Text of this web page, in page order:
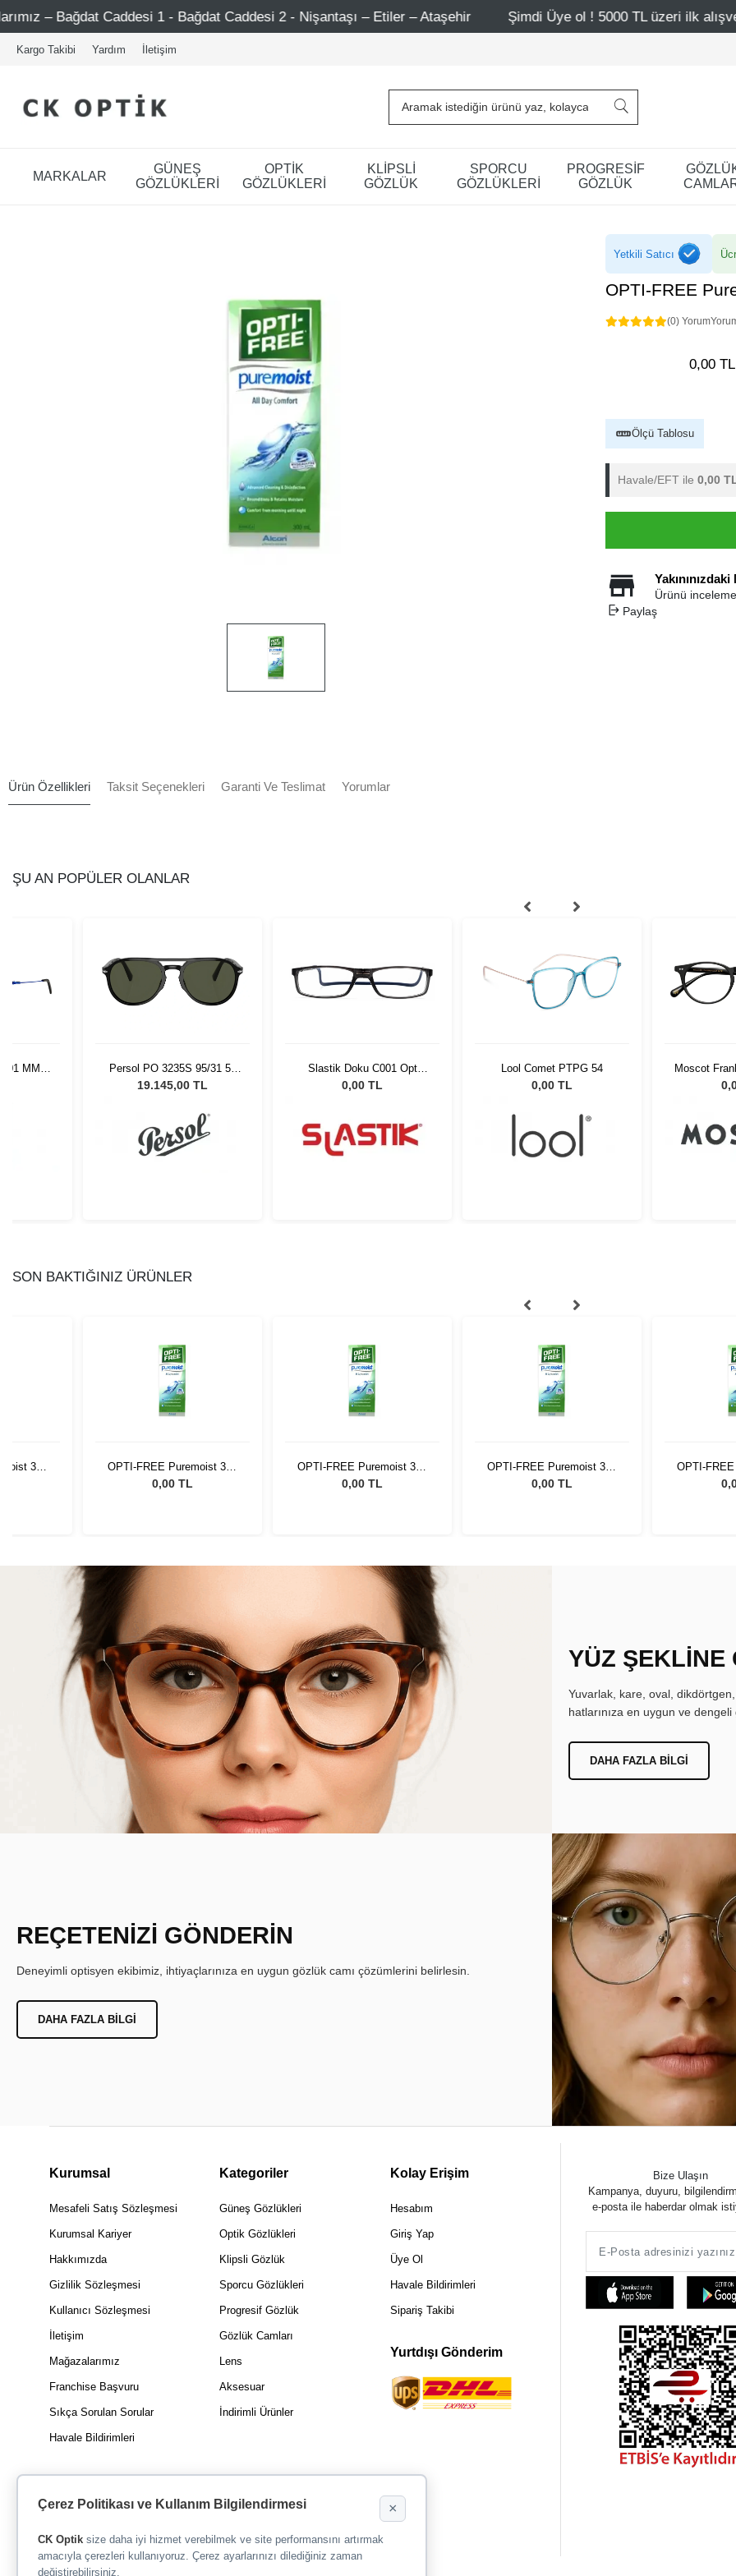
Caddesi 1 - Bağdat Caddesi 2 - Nişantaşı – Etiler – Ataşehir Şimdi Üye ol ! 5000 TL üzeri ilk alışverişinde 500
Kargo Takibi Yardım İletişim
MARKALAR
GÜNEŞ
GÖZLÜKLERİ
OPTİK
GÖZLÜKLERİ
KLİPSLİ
GÖZLÜK
SPORCU
GÖZLÜKLERİ
PROGRESİF
GÖZLÜK
Yetkili Satıcı
OPTI-FREE
(0) Yorum
0,00 TL
Ölçü Tablosu
Havale/EFT ile 0,00
Ürünü
Paylaş
Ürün Özellikleri Taksit Seçenekleri Garanti Ve Teslimat Yorumlar
ŞU AN POPÜLER OLANLAR
MM
Persol PO 3235S 95/31 55
Unisex Güneş Gözlüğü
19.145,00 TL
Slastik Doku C001 Opt
1055074
0,00 TL
Lool Comet PTPG 54
0,00 TL
Moscot
45
SON BAKTIĞINIZ ÜRÜNLER
300
OPTI-FREE Puremoist 300
ml
0,00 TL
OPTI-FREE Puremoist 300
ml
0,00 TL
OPTI-FREE Puremoist 300
ml
0,00 TL
OPTI-FREE
YÜZ ŞEKLİNE
Yuvarlak, kare, oval,
hatlarınıza en uygun ve
DAHA FAZLA BILGI
REÇETENİZİ GÖNDERİN
Deneyimli optisyen ekibimiz, ihtiyaçlarınıza en uygun gözlük camı çözümlerini belirlesin.
DAHA FAZLA BILGI
Kurumsal
Mesafeli Satış Sözleşmesi
Kurumsal Kariyer
Hakkımızda
Gizlilik Sözleşmesi
Kullanıcı Sözleşmesi
İletişim
Mağazalarımız
Franchise Başvuru
Sıkça Sorulan Sorular
Havale Bildirimleri
Kategoriler
Güneş Gözlükleri
Optik Gözlükleri
Klipsli Gözlük
Sporcu Gözlükleri
Progresif Gözlük
Gözlük Camları
Lens
Aksesuar
İndirimli Ürünler
Kolay Erişim
Hesabım
Giriş Yap
Üye Ol
Havale Bildirimleri
Sipariş Takibi
Yurtdışı Gönderim
Bize Ulaşın
Kampanya, duyuru,
e-posta ile haberdar olmak
Çerez Politikası ve Kullanım Bilgilendirmesi ×
CK Optik size daha iyi hizmet verebilmek ve site performansını artırmak
amacıyla çerezleri kullanıyoruz. Çerez ayarlarınızı dilediğiniz zaman
değiştirebilirsiniz.